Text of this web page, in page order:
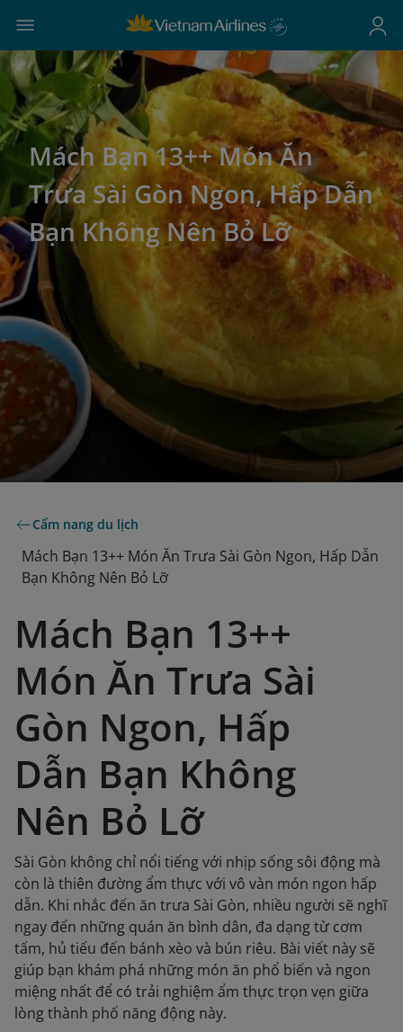
Mách Bạn 13++ Món Ăn
Trưa Sài Gòn Ngon, Hấp Dẫn
Bạn Không Nên Bỏ Lỡ
Cẩm nang du lịch
Mách Bạn 13++ Món Ăn Trưa Sài Gòn Ngon, Hấp Dẫn
Bạn Không Nên Bỏ Lỡ
Mách Bạn 13++
Món Ăn Trưa Sài
Gòn Ngon, Hấp
Dẫn Bạn Không
Nên Bỏ Lỡ
Sài Gòn không chỉ nổi tiếng với nhịp sống sôi động mà
còn là thiên đường ẩm thực với vô vàn món ngon hấp
dẫn. Khi nhắc đến ăn trưa Sài Gòn, nhiều người sẽ nghĩ
ngay đến những quán ăn bình dân, đa dạng từ cơm
tấm, hủ tiếu đến bánh xèo và bún riêu. Bài viết này sẽ
giúp bạn khám phá những món ăn phổ biến và ngon
miệng nhất để có trải nghiệm ẩm thực trọn vẹn giữa
lòng thành phố năng động này.